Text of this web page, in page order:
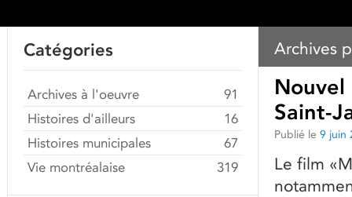
Archives
Saint-
Publié le 9 juin
Le film
Catégories
Archives à l'oeuvre
91
Histoires d'ailleurs
16
Histoires municipales
67
Vie montréalaise
319